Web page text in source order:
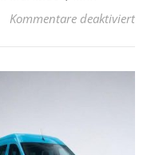
Kommentare deaktiviertfür